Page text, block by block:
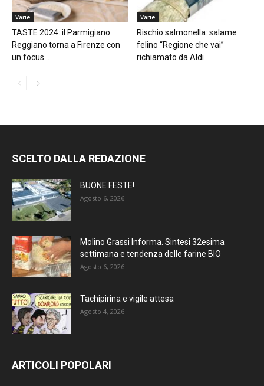
Varie
TASTE 2024: il Parmigiano
Reggiano torna a Firenze con
un focus...
Varie
Rischio salmonella: salame
felino “Regione che vai”
richiamato da Aldi
SCELTO DALLA REDAZIONE
BUONE FESTE!
Agosto 6, 2026
Molino Grassi Informa. Sintesi 32esima
settimana e tendenza delle farine BIO
Agosto 6, 2026
Tachipirina e vigile attesa
Agosto 4, 2026
ARTICOLI POPOLARI